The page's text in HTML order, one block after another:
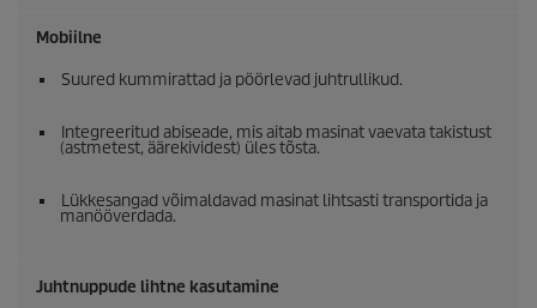
Mobiilne
Suured kummirattad ja pöörlevad juhtrullikud.
Integreeritud abiseade, mis aitab masinat vaevata takistust
(astmetest, äärekividest) üles tõsta.
Lükkesangad võimaldavad masinat lihtsasti transportida ja
manööverdada.
Juhtnuppude lihtne kasutamine